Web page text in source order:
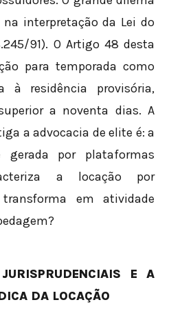
interpretação da Lei do
91). O Artigo 48 desta
para temporada como
à residência provisória,
a noventa dias. A
a advocacia de elite é: a
gerada por plataformas
a locação por
em atividade
E A
DA LOCAÇÃO